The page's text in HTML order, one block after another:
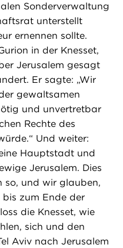
Sonderverwaltung
unterstellt
ernennen sollte.
in der Knesset,
Jerusalem gesagt
Er sagte: „Wir
gewaltsamen
und unvertretbar
Rechte des
Und weiter:
Hauptstadt und
Jerusalem. Dies
so, und wir glauben,
bis zum Ende der
die Knesset, wie
sich und den
Aviv nach Jerusalem